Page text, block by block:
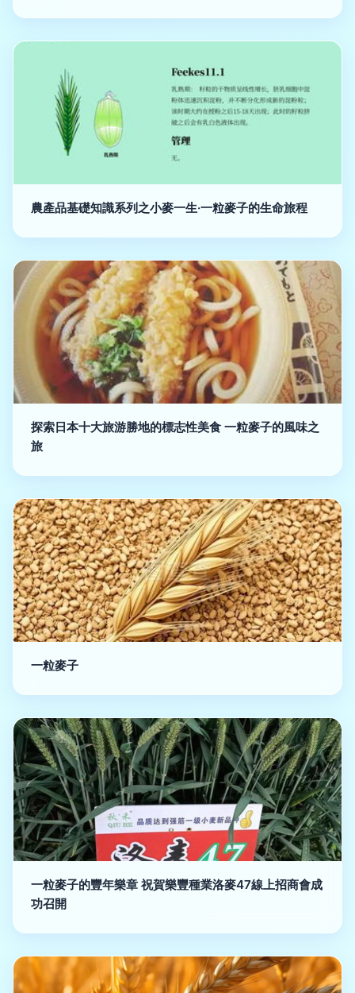
農產品基礎知識系列之小麥一生·一粒麥子的生命旅程
探索日本十大旅游勝地的標志性美食 一粒麥子的風味之
旅
一粒麥子
一粒麥子的豐年樂章 祝賀樂豐種業洛麥47線上招商會成
功召開